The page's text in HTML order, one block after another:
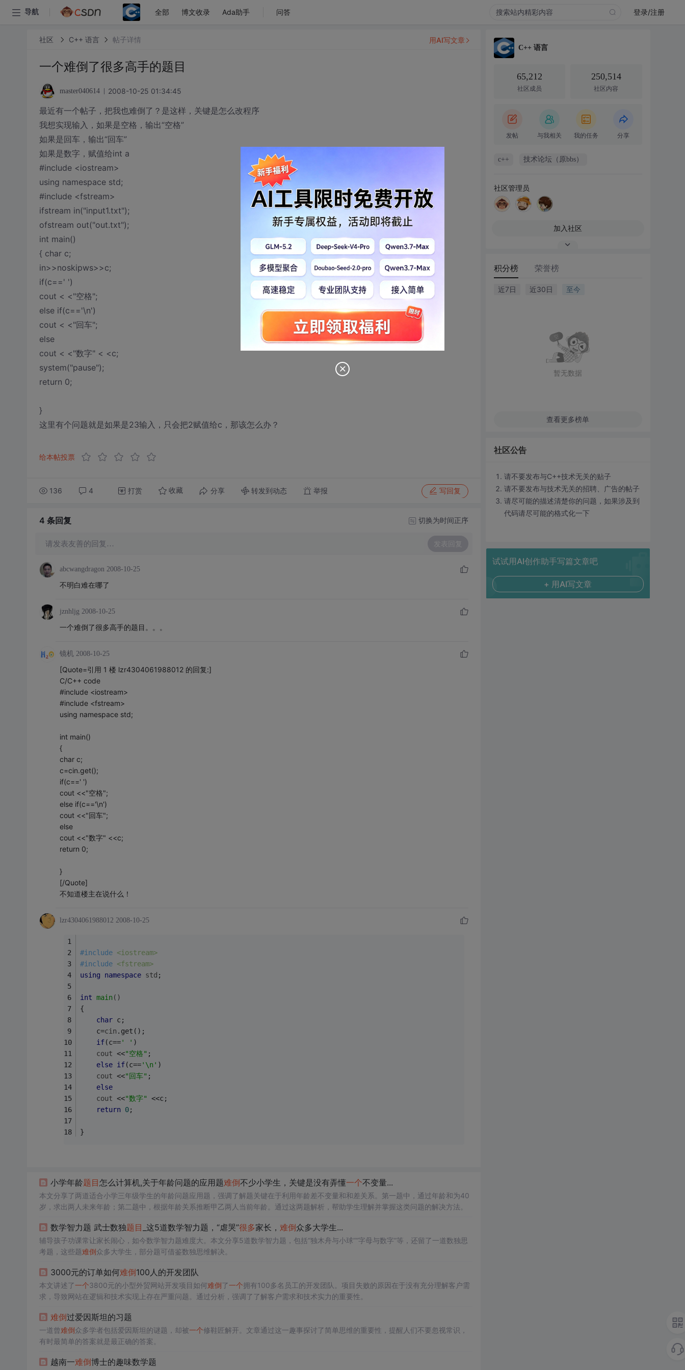
导航 全部 博文收录 Ada助手 问答 登录/注册
社区 C++ 语言 帖子详情
一个难倒了很多高手的题目
master040614 2008-10-25 01:34:45
最近有一个帖子，把我也难倒了？是这样，关键是怎么改程序
我想实现输入，如果是空格，输出“空格”
如果是回车，输出“回车”
如果是数字，赋值给int a
#include <iostream>
using namespace std;
#include <fstream>
ifstream in("input1.txt");
ofstream out("out.txt");
int main()
{ char c;
in>>noskipws>>c;
if(c==' ')
cout < <"空格";
else if(c=='\n')
cout < <"回车";
else
cout < <"数字" < <c;
system("pause");
return 0;
}
这里有个问题就是如果是23输入，只会把2赋值给c，那该怎么办？
给本帖投票
136 4 打赏 收藏 分享 转发到动态 举报 写回复
用AI写文章
4 条回复 切换为时间正序
请发表友善的回复… 发表回复
abcwangdragon 2008-10-25
不明白难在哪了
jznhljg 2008-10-25
一个难倒了很多高手的题目。。。
镜机 2008-10-25
[Quote=引用 1 楼 lzr4304061988012 的回复:]
C/C++ code
#include <iostream>
#include <fstream>
using namespace std;
int main()
{
char c;
c=cin.get();
if(c==' ')
cout <<"空格";
else if(c=='\n')
cout <<"回车";
else
cout <<"数字" <<c;
return 0;
}
[/Quote]
不知道楼主在说什么！
lzr4304061988012 2008-10-25
#include <iostream>
#include <fstream>
using
namespace std ;
int main()
{
char c;
	c=
cin .get();
if(c==' ' )
cout <<"空格" ;
else if(c=='\n' )
cout <<"回车" ;
else
cout <<"数字" <<c;
return 0;
}
小学年龄题目怎么计算机,关于年龄问题的应用题难倒不少小学生，关键是没有弄懂一个不变量...
本文分享了两道适合小学三年级学生的年龄问题应用题，强调了解题关键在于利用年龄差不变量和和差关系。第一题中，通过年龄和为40
岁，求出两人未来年龄；第二题中，根据年龄关系推断甲乙两人当前年龄。通过这两题解析，帮助学生理解并掌握这类问题的解决方法。
数学智力题 武士数独题目 _这5道数学智力题，“虐哭”很多家长， 难倒众多大学生...
辅导孩子功课常让家长闹心，如今数学智力题难度大。本文分享5道数学智力题，包括“独木舟与小球”“字母与数字”等，还留了一道数独思
考题，这些题难倒众多大学生，部分题可借鉴数独思维解决。
3000元的订单如何难倒100人的开发团队
本文讲述了一个3800元的小型外贸网站开发项目如何难倒了一个拥有100多名员工的开发团队。项目失败的原因在于没有充分理解客户需
求，导致网站在逻辑和技术实现上存在严重问题。通过分析，强调了了解客户需求和技术实力的重要性。
难倒过爱因斯坦的习题
一道曾难倒众多学者包括爱因斯坦的谜题，却被一个修鞋匠解开。文章通过这一趣事探讨了简单思维的重要性，提醒人们不要忽视常识，
有时最简单的答案就是最正确的答案。
越南一难倒博士的趣味数学题
C++ 语言
65,212
社区成员
250,514
社区内容
发帖 与我相关 我的任务 分享
c++ 技术论坛（原bbs）
社区管理员
加入社区
积分榜 荣誉榜
近7日 近30日 至今
暂无数据
查看更多榜单
社区公告
请不要发布与C++技术无关的贴子
请不要发布与技术无关的招聘、广告的帖子
请尽可能的描述清楚你的问题，如果涉及到
代码请尽可能的格式化一下
试试用AI创作助手写篇文章吧
+ 用AI写文章